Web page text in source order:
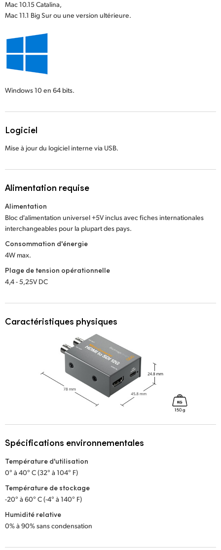
Mac 10.15 Catalina,
Mac 11.1 Big Sur ou une version ultérieure.
Windows 10 en 64 bits.
Logiciel
Mise à jour du logiciel interne via USB.
Alimentation requise
Alimentation
Bloc d'alimentation universel +5V inclus avec fiches internationales
interchangeables pour la plupart des pays.
Consommation d'énergie
4W max.
Plage de tension opérationnelle
4,4 - 5,25V DC
Caractéristiques physiques
Spécifications environnementales
Température d'utilisation
0° à 40° C (32° à 104° F)
Température de stockage
-20° à 60° C (-4° à 140° F)
Humidité relative
0% à 90% sans condensation